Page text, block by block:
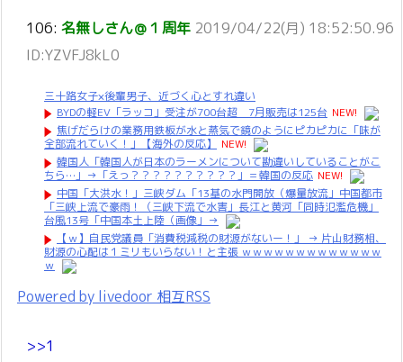
106: 名無しさん＠１周年 2019/04/22(月) 18:52:50.96
ID:YZVFJ8kL0
三十路女子×後輩男子、近づく心とすれ違い
BYDの軽EV「ラッコ」受注が700台超 7月販売は125台 NEW!
焦げだらけの業務用鉄板が水と蒸気で鏡のようにピカピカに「味が
全部流れていく！」【海外の反応】
NEW!
韓国人「韓国人が日本のラーメンについて勘違いしていることがこ
ちら…」→「えっ？？？？？？？？？？」＝韓国の反応 NEW!
中国「大洪水！」三峡ダム「13基の水門開放（爆量放流」中国都市
「三峡上流で豪雨！（三峡下流で水害」長江と黄河「同時氾濫危機」
台風13号「中国本土上陸（画像」→
【ｗ】自民党議員「消費税減税の財源がないー！」 → 片山財務相、
財源の心配は１ミリもいらない！と主張 ｗｗｗｗｗｗｗｗｗｗｗｗｗ
ｗ
Powered by livedoor 相互RSS
>>1